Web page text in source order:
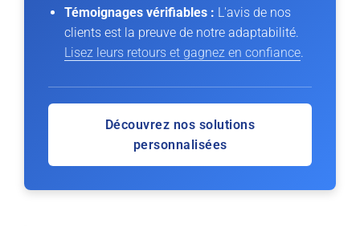
Témoignages vérifiables : L'avis de nos
clients est la preuve de notre adaptabilité.
Lisez leurs retours et gagnez en confiance.
Découvrez nos solutions
personnalisées